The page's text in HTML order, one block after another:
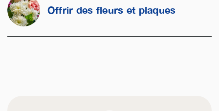
Offrir des fleurs et plaques